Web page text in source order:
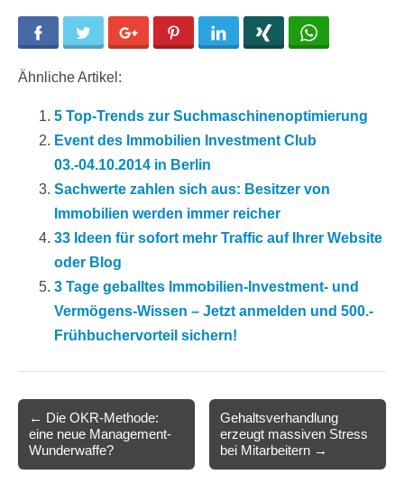
Facebook Twitter Google+ Pinterest LinkedIn
Ähnliche Artikel:
5 Top-Trends zur Suchmaschinenoptimierung
Event des Immobilien Investment Club
03.-04.10.2014 in Berlin
Sachwerte zahlen sich aus: Besitzer von
Immobilien werden immer reicher
33 Ideen für sofort mehr Traffic auf Ihrer Website
oder Blog
3 Tage geballtes Immobilien-Investment- und
Vermögens-Wissen – Jetzt anmelden und 500.-
Frühbuchervorteil sichern!
navigation
← Die OKR-Methode:
eine neue Management-
Wunderwaffe?
Gehaltsverhandlung
erzeugt massiven Stress
bei Mitarbeitern →